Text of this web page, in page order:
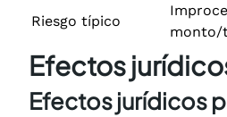
Riesgo típico
monto/
Efectos
Efectos jurídicos